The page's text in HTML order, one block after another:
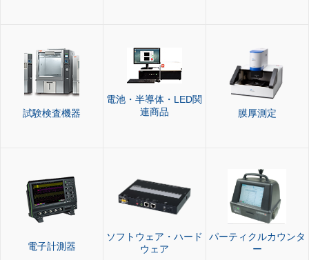
試験検査機器
電池・半導体・LED関
連商品
膜厚測定
電子計測器
ソフトウェア・ハード
ウェア
パーティクルカウンタ
ー